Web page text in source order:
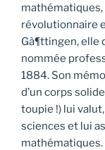
révolutionnaire
Gà¶ttingen, elle
nommée
1884. Son
d’un corps
toupie !) lui
sciences et lui
mathématiques.